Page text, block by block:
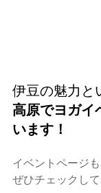
伊豆の魅力と
高原でヨガイ
います！
イベントページ
ぜひチェックし